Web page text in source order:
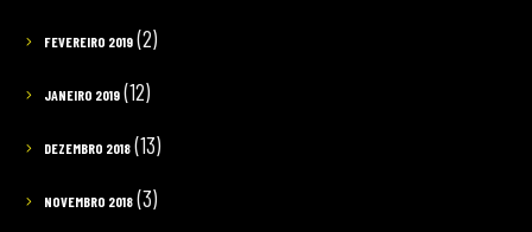
FEVEREIRO 2019(2)
JANEIRO 2019(12)
DEZEMBRO 2018(13)
NOVEMBRO 2018(3)